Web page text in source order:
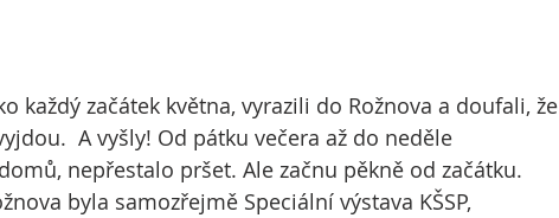
každý začátek května, vyrazili do Rožnova a doufali, že
A vyšly! Od pátku večera až do neděle
nepřestalo pršet. Ale začnu pěkně od začátku.
byla samozřejmě Speciální výstava KŠSP,